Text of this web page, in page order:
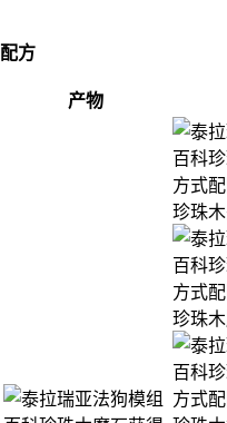
配方
产物
珍珠
珍珠